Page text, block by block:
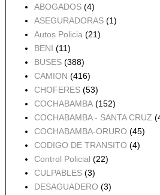
ABOGADOS (4)
ASEGURADORAS (1)
Autos Policia (21)
BENI (11)
BUSES (388)
CAMION (416)
CHOFERES (53)
COCHABAMBA (152)
COCHABAMBA - SANTA CRUZ
COCHABAMBA-ORURO (45)
CODIGO DE TRANSITO (4)
Control Policial (22)
CULPABLES (3)
DESAGUADERO (3)